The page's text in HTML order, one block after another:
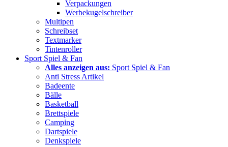
Verpackungen
Werbekugelschreiber
Multipen
Schreibset
Textmarker
Tintenroller
Sport Spiel & Fan
Alles anzeigen aus: Sport Spiel & Fan
Anti Stress Artikel
Badeente
Bälle
Basketball
Brettspiele
Camping
Dartspiele
Denkspiele